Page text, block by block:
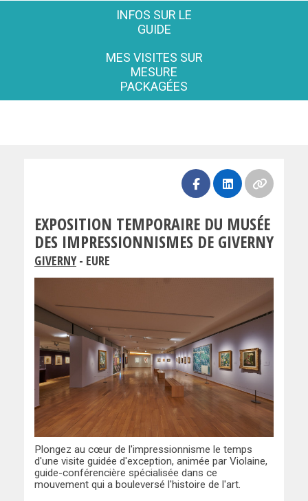
INFOS SUR LE
GUIDE
MES VISITES SUR
MESURE
PACKAGÉES
EXPOSITION TEMPORAIRE DU MUSÉE
DES IMPRESSIONNISMES DE GIVERNY
GIVERNY- EURE
Plongez au cœur de l'impressionnisme le temps
d'une visite guidée d'exception, animée par Violaine,
guide-conférencière spécialisée dans ce
mouvement qui a bouleversé l'histoire de l'art.